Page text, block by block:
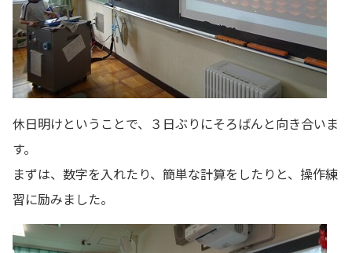
休日明けということで、３日ぶりにそろばんと向き合いま
す。
まずは、数字を入れたり、簡単な計算をしたりと、操作練
習に励みました。